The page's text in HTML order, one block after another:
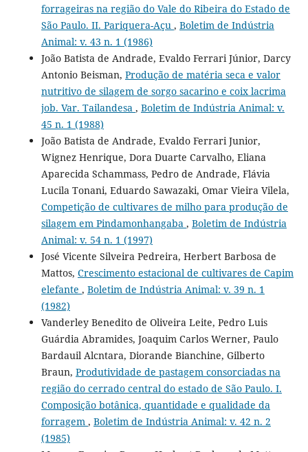
forrageiras na região do Vale do Ribeira do Estado de
São Paulo. II. Pariquera-Açu , Boletim de Indústria
Animal: v. 43 n. 1 (1986)
João Batista de Andrade, Evaldo Ferrari Júnior, Darcy
Antonio Beisman, Produção de matéria seca e valor
nutritivo de silagem de sorgo sacarino e coix lacrima
job. Var. Tailandesa , Boletim de Indústria Animal: v.
45 n. 1 (1988)
João Batista de Andrade, Evaldo Ferrari Junior,
Wignez Henrique, Dora Duarte Carvalho, Eliana
Aparecida Schammass, Pedro de Andrade, Flávia
Lucila Tonani, Eduardo Sawazaki, Omar Vieira Vilela,
Competição de cultivares de milho para produção de
silagem em Pindamonhangaba , Boletim de Indústria
Animal: v. 54 n. 1 (1997)
José Vicente Silveira Pedreira, Herbert Barbosa de
Mattos, Crescimento estacional de cultivares de Capim
elefante , Boletim de Indústria Animal: v. 39 n. 1
(1982)
Vanderley Benedito de Oliveira Leite, Pedro Luis
Guárdia Abramides, Joaquim Carlos Werner, Paulo
Bardauil Alcntara, Diorande Bianchine, Gilberto
Braun, Produtividade de pastagem consorciadas na
região do cerrado central do estado de São Paulo. I.
Composição botânica, quantidade e qualidade da
forragem , Boletim de Indústria Animal: v. 42 n. 2
(1985)